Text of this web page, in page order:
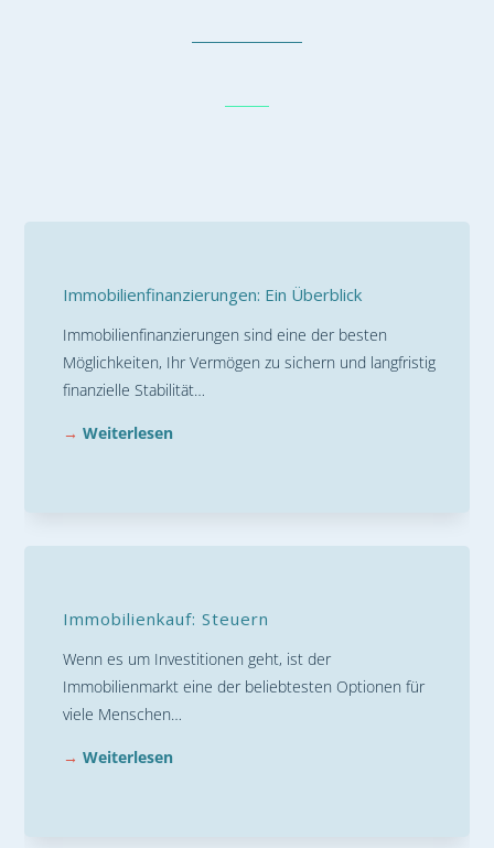
Immobilienfinanzierungen: Ein Überblick
Immobilienfinanzierungen sind eine der besten
Möglichkeiten, Ihr Vermögen zu sichern und langfristig
finanzielle Stabilität…
→Weiterlesen
Immobilienkauf: Steuern
Wenn es um Investitionen geht, ist der
Immobilienmarkt eine der beliebtesten Optionen für
viele Menschen…
→Weiterlesen